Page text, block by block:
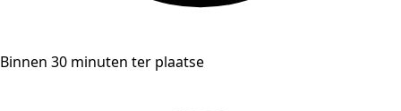
Binnen 30 minuten ter plaatse